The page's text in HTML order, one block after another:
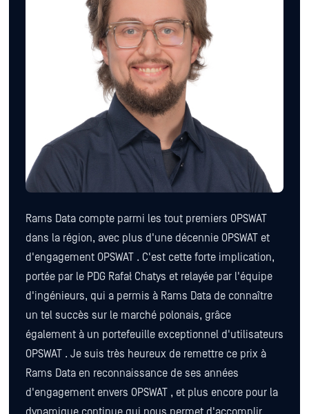
Rams Data compte parmi les tout premiers OPSWAT
dans la région, avec plus d'une décennie OPSWAT et
d'engagement OPSWAT . C'est cette forte implication,
portée par le PDG Rafał Chatys et relayée par l'équipe
d'ingénieurs, qui a permis à Rams Data de connaître
un tel succès sur le marché polonais, grâce
également à un portefeuille exceptionnel d'utilisateurs
OPSWAT . Je suis très heureux de remettre ce prix à
Rams Data en reconnaissance de ses années
d'engagement envers OPSWAT , et plus encore pour la